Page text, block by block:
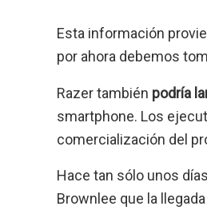
Esta información
por ahora debemos
Razer también podría
smartphone. Los
comercialización del
Hace tan sólo unos
Brownlee que la